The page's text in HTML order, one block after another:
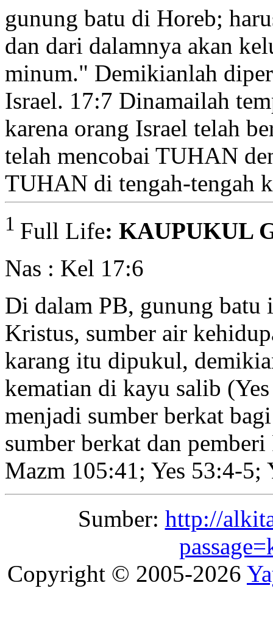
gunung batu di Horeb;
dan dari dalamnya akan
minum." Demikianlah
Israel. 17:7 Dinamailah
karena orang Israel telah
telah mencobai TUHAN
TUHAN di tengah-tengah
1 Full Life: KAUPUKUL
Nas : Kel 17:6
Di dalam PB, gunung batu
Kristus, sumber air
karang itu dipukul,
kematian di kayu salib
menjadi sumber berkat
sumber berkat dan
Mazm 105:41; Yes 53:4-
Sumber: http://
Copyright © 2005-2026